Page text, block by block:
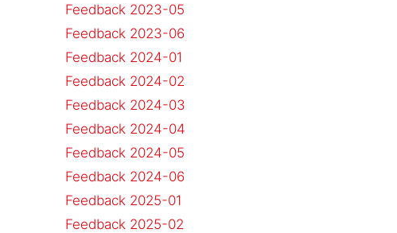
Feedback 2023-05
Feedback 2023-06
Feedback 2024-01
Feedback 2024-02
Feedback 2024-03
Feedback 2024-04
Feedback 2024-05
Feedback 2024-06
Feedback 2025-01
Feedback 2025-02